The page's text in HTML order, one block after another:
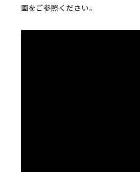
画をご参照ください。